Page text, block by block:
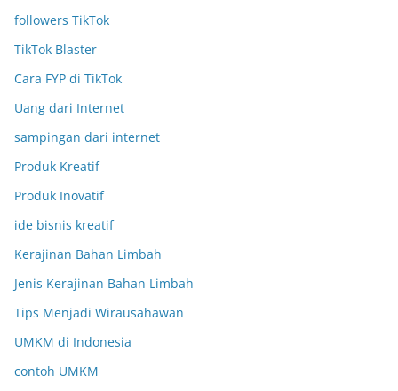
followers TikTok
TikTok Blaster
Cara FYP di TikTok
Uang dari Internet
sampingan dari internet
Produk Kreatif
Produk Inovatif
ide bisnis kreatif
Kerajinan Bahan Limbah
Jenis Kerajinan Bahan Limbah
Tips Menjadi Wirausahawan
UMKM di Indonesia
contoh UMKM